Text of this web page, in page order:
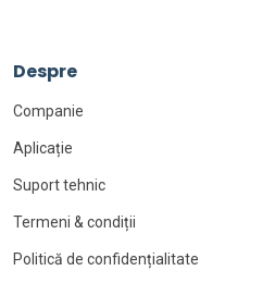
Despre
Companie
Aplicație
Suport tehnic
Termeni & condiții
Politică de confidențialitate